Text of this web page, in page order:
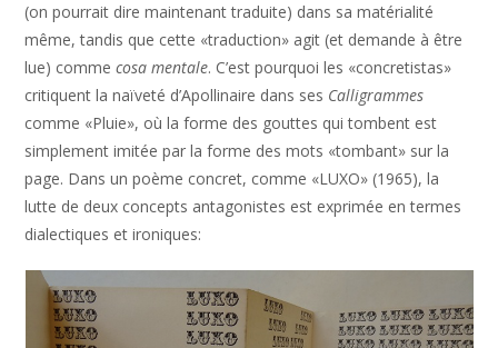
(on pourrait dire maintenant traduite) dans sa matérialité
même, tandis que cette «traduction» agit (et demande à être
lue) commecosa mentale. C’est pourquoi les «concretistas»
critiquent la naïveté d’Apollinaire dans ses Calligrammes
comme «Pluie», où la forme des gouttes qui tombent est
simplement imitée par la forme des mots «tombant» sur la
page. Dans un poème concret, comme «LUXO» (1965), la
lutte de deux concepts antagonistes est exprimée en termes
dialectiques et ironiques: